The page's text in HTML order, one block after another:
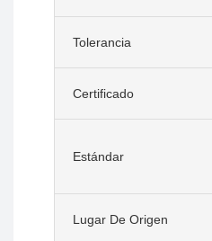
Tolerancia
Certificado
Estándar
Lugar De Origen